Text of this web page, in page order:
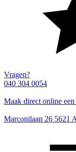
Vragen?
040 304 0054
Maak direct online een
Marconilaan 26 5621